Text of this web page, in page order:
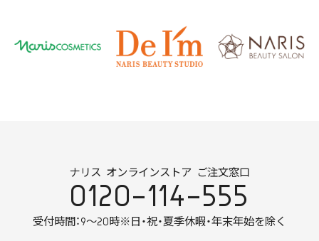
ナリス オンラインストア ご注文窓口
0120-114-555
受付時間：9～20時※日・祝・夏季休暇・年末年始を除く